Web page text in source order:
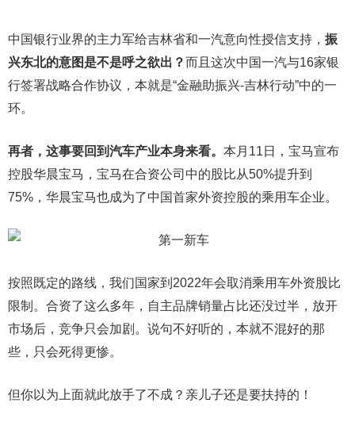
中国银行业界的主力军给吉林省和一汽意向性授信支持， 振
兴东北的意图是不是呼之欲出？而且这次中国一汽与16家银
行签署战略合作协议，本就是“金融助振兴-吉林行动”中的一
环。
再者，这事要回到汽车产业本身来看。 本月11日，宝马宣布
控股华晨宝马，宝马在合资公司中的股比从50%提升到
75%，华晨宝马也成为了中国首家外资控股的乘用车企业。
按照既定的路线，我们国家到2022年会取消乘用车外资股比
限制。合资了这么多年，自主品牌销量占比还没过半，放开
市场后，竞争只会加剧。说句不好听的，本就不混好的那
些，只会死得更惨。
但你以为上面就此放手了不成？亲儿子还是要扶持的！